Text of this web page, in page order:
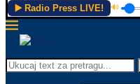
▶️ Radio Press LIVE! 🔊